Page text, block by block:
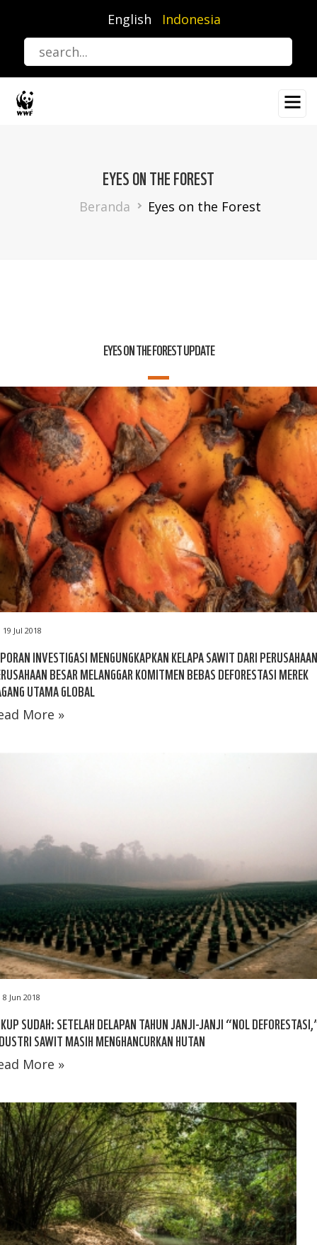
utama
English Indonesia
EYES ON THE FOREST
Breadcrumb
Beranda Eyes on the Forest
EYES ON THE FOREST UPDATE
19 Jul 2018
INVESTIGASI MENGUNGKAPKAN KELAPA SAWIT DARI
BESAR MELANGGAR KOMITMEN BEBAS DEFORESTASI MEREK
UTAMA GLOBAL
More »
8 Jun 2018
SUDAH: SETELAH DELAPAN TAHUN JANJI-JANJI “NOL
SAWIT MASIH MENGHANCURKAN HUTAN
More »